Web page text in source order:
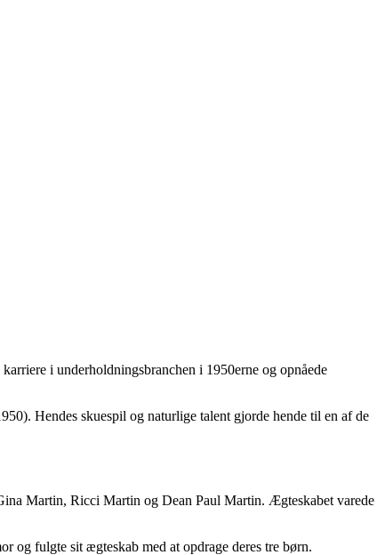
i underholdningsbranchen i 1950erne og opnåede
Hendes skuespil og naturlige talent gjorde hende til en af de
Martin, Ricci Martin og Dean Paul Martin. Ægteskabet varede
og fulgte sit ægteskab med at opdrage deres tre børn.